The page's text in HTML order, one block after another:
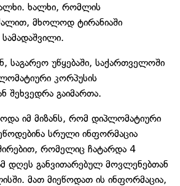
ხალხი, რომლის
მხოლოდ ტირანიაში
საგარეო უწყებაში, საქართველოში
კორპუსის
შეხვედრა გაიმართა.
იმ მიზანს, რომ დიპლომატიური
სრული ინფორმაცია
რომელიც ჩატარდა 4
დღეს განვითარებულ მოვლენებთან
მათ მიეწოდათ ის ინფორმაცია,